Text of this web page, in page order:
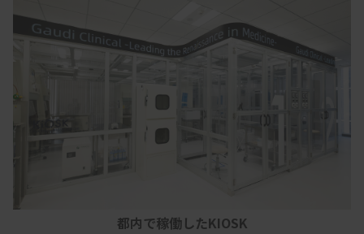
都内で稼働したKIOSK